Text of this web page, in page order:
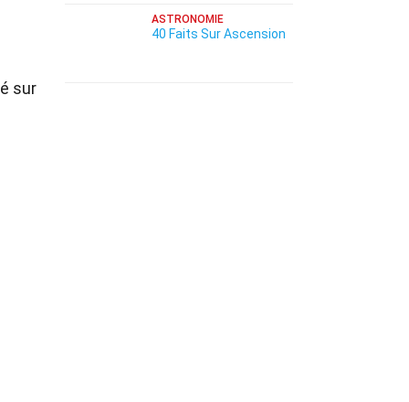
sur
ASTRONOMIE
40 Faits Sur Ascension